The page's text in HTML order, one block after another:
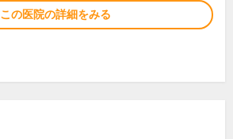
この医院の詳細をみる